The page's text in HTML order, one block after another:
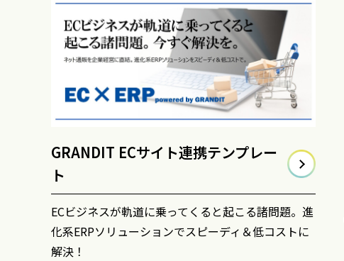
GRANDIT ECサイト連携テンプレー
ト
ECビジネスが軌道に乗ってくると起こる諸問題。進
化系ERPソリューションでスピーディ＆低コストに
解決！